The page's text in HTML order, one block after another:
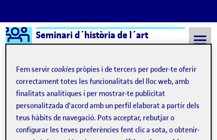
Saltar al contingut
Logo Ágora
Seminari d´història de l´art
Semestre 20221 - Aula 1 Chauvet
Chauvet
Fem servircookies pròpies i de tercers per poder-te oferir
correctament totes les funcionalitats del lloc web, amb
finalitats analítiques i per mostrar-te publicitat
personalitzada d'acord amb un perfil elaborat a partir dels
teus hàbits de navegació. Pots acceptar, rebutjar o
configurar les teves preferències fent clic a sota, o obtenir-